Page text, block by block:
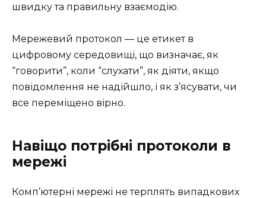
швидку та правильну взаємодію.
Мережевий протокол — це етикет в
цифровому середовищі, що визначає, як
“говорити”, коли “слухати”, як діяти, якщо
повідомлення не надійшло, і як з’ясувати, чи
все переміщено вірно.
Навіщо потрібні протоколи в
мережі
Комп’ютерні мережі не терплять випадкових